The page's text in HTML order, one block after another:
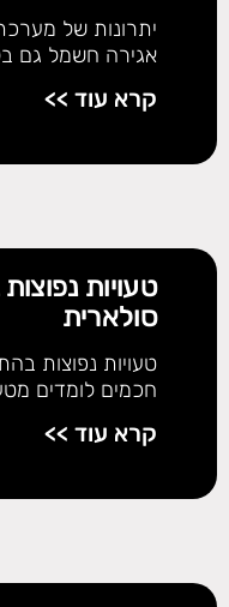
יתרונות של
אגירה חשמל גם
קרא עוד >>
טעויות
סולארית
טעויות נפוצות
חכמים לומדים
קרא עוד >>